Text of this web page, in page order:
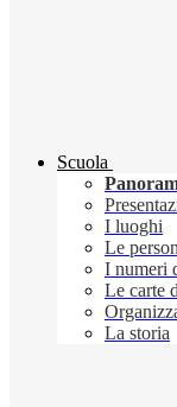
Scuola
I luoghi
Le
I numeri
Le carte
La storia